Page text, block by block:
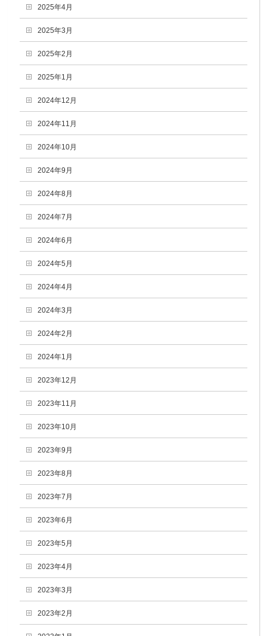
2025年4月
2025年3月
2025年2月
2025年1月
2024年12月
2024年11月
2024年10月
2024年9月
2024年8月
2024年7月
2024年6月
2024年5月
2024年4月
2024年3月
2024年2月
2024年1月
2023年12月
2023年11月
2023年10月
2023年9月
2023年8月
2023年7月
2023年6月
2023年5月
2023年4月
2023年3月
2023年2月